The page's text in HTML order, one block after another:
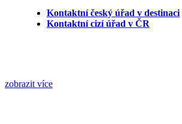
Kontaktní český úřad v destinaci
Kontaktní cizí úřad v ČR
zobrazit více